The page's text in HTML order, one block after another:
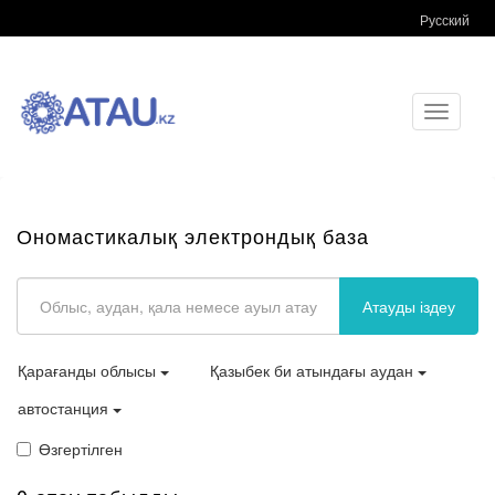
Русский
Toggle
Ономастикалық электрондық база
Атауды іздеу
Қарағанды облысы
Қазыбек би атындағы аудан
автостанция
Өзгертілген